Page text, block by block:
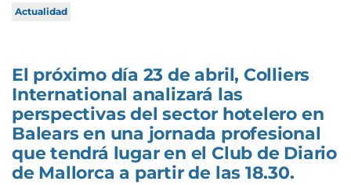
Actualidad
El próximo día 23 de abril, Colliers
International analizará las
perspectivas del sector hotelero en
Balears en una jornada profesional
que tendrá lugar en el Club de Diario
de Mallorca a partir de las 18.30.